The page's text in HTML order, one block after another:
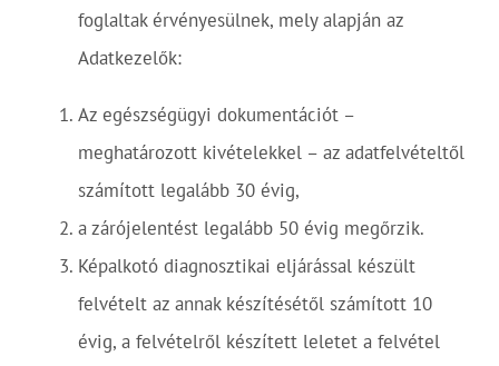
foglaltak érvényesülnek, mely alapján az
Adatkezelők:
Az egészségügyi dokumentációt –
meghatározott kivételekkel – az adatfelvételtől
számított legalább 30 évig,
a zárójelentést legalább 50 évig megőrzik.
Képalkotó diagnosztikai eljárással készült
felvételt az annak készítésétől számított 10
évig, a felvételről készített leletet a felvétel